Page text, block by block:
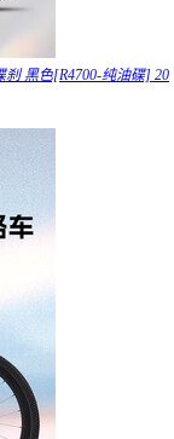
刹 黑色[R4700-纯油碟] 20